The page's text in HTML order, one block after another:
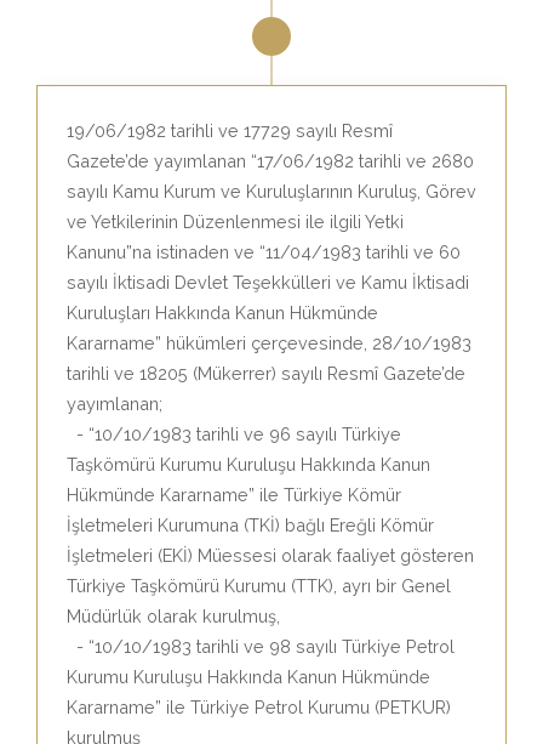
19/06/1982 tarihli ve 17729 sayılı Resmî
Gazete’de yayımlanan “17/06/1982 tarihli ve 2680
sayılı Kamu Kurum ve Kuruluşlarının Kuruluş, Görev
ve Yetkilerinin Düzenlenmesi ile ilgili Yetki
Kanunu”na istinaden ve “11/04/1983 tarihli ve 60
sayılı İktisadi Devlet Teşekkülleri ve Kamu İktisadi
Kuruluşları Hakkında Kanun Hükmünde
Kararname” hükümleri çerçevesinde, 28/10/1983
tarihli ve 18205 (Mükerrer) sayılı Resmî Gazete’de
yayımlanan;
- “10/10/1983 tarihli ve 96 sayılı Türkiye
Taşkömürü Kurumu Kuruluşu Hakkında Kanun
Hükmünde Kararname” ile Türkiye Kömür
İşletmeleri Kurumuna (TKİ) bağlı Ereğli Kömür
İşletmeleri (EKİ) Müessesi olarak faaliyet gösteren
Türkiye Taşkömürü Kurumu (TTK), ayrı bir Genel
Müdürlük olarak kurulmuş,
- “10/10/1983 tarihli ve 98 sayılı Türkiye Petrol
Kurumu Kuruluşu Hakkında Kanun Hükmünde
Kararname” ile Türkiye Petrol Kurumu (PETKUR)
kurulmuş